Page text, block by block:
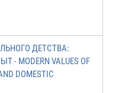
ДЕТСТВА:
MODERN VALUES OF
DOMESTIC